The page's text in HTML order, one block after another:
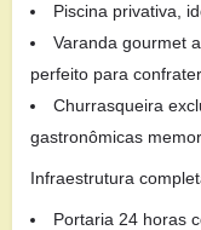
Piscina privativa,
Varanda gourmet
perfeito para
Churrasqueira
gastronômicas
Infraestrutura
Portaria 24 horas